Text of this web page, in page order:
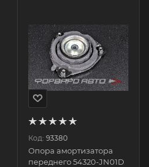
Код: 93380
Опора амортизатора
переднего 54320-JN01D